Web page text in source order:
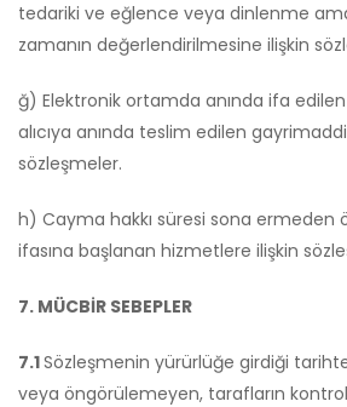
tedariki ve eğlence veya dinlenme
zamanın değerlendirilmesine ilişkin
ğ) Elektronik ortamda anında ifa
alıcıya anında teslim edilen
sözleşmeler.
h) Cayma hakkı süresi sona ermeden
ifasına başlanan hizmetlere ilişkin
7. MÜCBİR SEBEPLER
7.1Sözleşmenin yürürlüğe girdiği
veya öngörülemeyen, tarafların